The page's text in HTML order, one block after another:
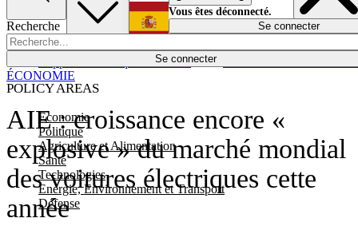
Recherche
Se connecter
POLICY AREAS
Economie
Politique
Agriculture et Alimentation
Santé
Technologies
Energie, Environnement et Transport
Défense
Économie
Español
Vous êtes déconnecté.
Se connecter
AIE : croissance encore «
explosive » du marché mondial
des voitures électriques cette
année
ÉCONOMIE